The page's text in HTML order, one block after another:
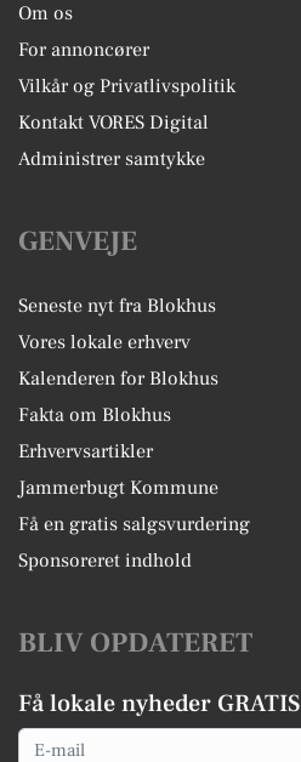
Om os
For annoncører
Vilkår og Privatlivspolitik
Kontakt VORES Digital
Administrer samtykke
GENVEJE
Seneste nyt fra Blokhus
Vores lokale erhverv
Kalenderen for Blokhus
Fakta om Blokhus
Erhvervsartikler
Jammerbugt Kommune
Få en gratis salgsvurdering
Sponsoreret indhold
BLIV OPDATERET
Få lokale nyheder GRATIS
Email